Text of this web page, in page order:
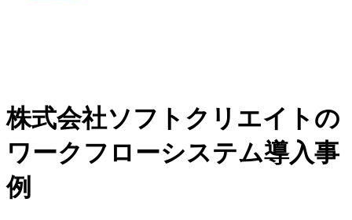
株式会社ソフトクリエイトの
ワークフローシステム導入事
例